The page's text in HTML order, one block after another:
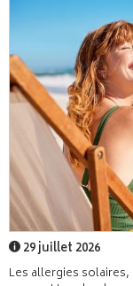
29 juillet 2026
Les allergies